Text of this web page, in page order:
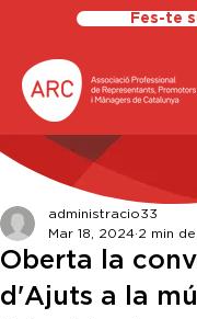
Fes-te
Oberta la
d'Ajuts a la
administracio33
Mar 18, 2024 2 min